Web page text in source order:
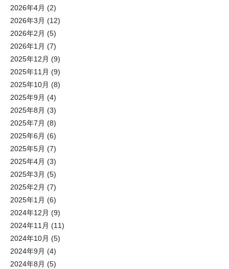
2026年4月 (2)
2026年3月 (12)
2026年2月 (5)
2026年1月 (7)
2025年12月 (9)
2025年11月 (9)
2025年10月 (8)
2025年9月 (4)
2025年8月 (3)
2025年7月 (8)
2025年6月 (6)
2025年5月 (7)
2025年4月 (3)
2025年3月 (5)
2025年2月 (7)
2025年1月 (6)
2024年12月 (9)
2024年11月 (11)
2024年10月 (5)
2024年9月 (4)
2024年8月 (5)